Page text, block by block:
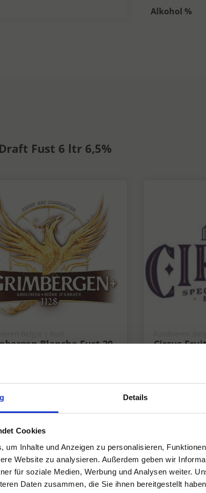
Details
Cookies
um Inhalte und Anzeigen zu personalisieren,
Website zu analysieren. Außerdem geben wir
für soziale Medien, Werbung und Analysen weiter.
Daten zusammen, die Sie ihnen bereitgestellt
Alkohol %
Fust 6 ltr 6,5%
Blanche Fust 20
Circus